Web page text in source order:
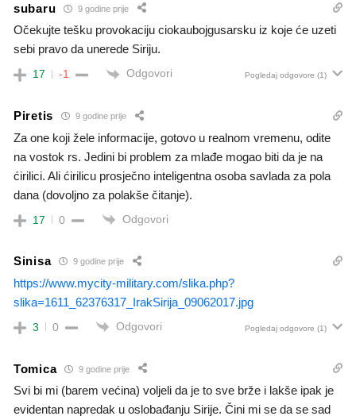
subaru 9 godine prije
Očekujte tešku provokaciju ciokaubojgusarsku iz koje će uzeti
sebi pravo da unerede Siriju.
17 -1 Odgovori Pogledaj odgovore (1)
Piretis 9 godine prije
Za one koji žele informacije, gotovo u realnom vremenu, odite
na vostok rs. Jedini bi problem za mlađe mogao biti da je na
ćirilici. Ali ćirilicu prosječno inteligentna osoba savlada za pola
dana (dovoljno za polakše čitanje).
17 0 Odgovori
Sinisa 9 godine prije
https://www.mycity-military.com/slika.php?
slika=1611_62376317_IrakSirija_09062017.jpg
3 0 Odgovori Pogledaj odgovore (1)
Tomica 9 godine prije
Svi bi mi (barem većina) voljeli da je to sve brže i lakše ipak je
evidentan napredak u oslobađanju Sirije. Čini mi se da se sad